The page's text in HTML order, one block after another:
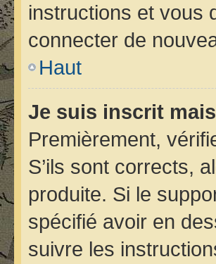
instructions et vous
connecter de
Haut
Je suis inscrit
Premièrement,
S’ils sont corrects,
produite. Si le
spécifié avoir en
suivre les